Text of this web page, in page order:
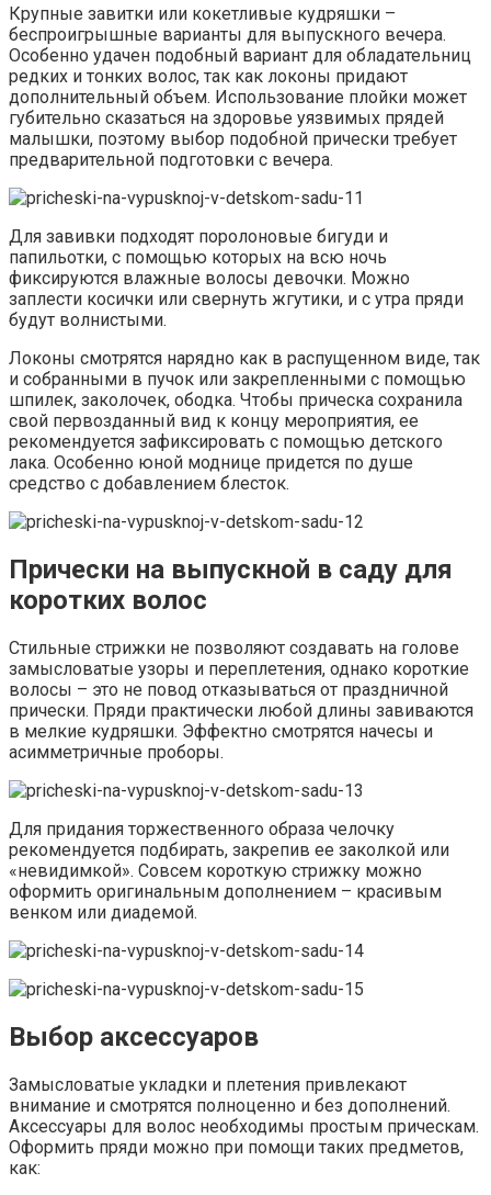
Крупные завитки или кокетливые кудряшки –
беспроигрышные варианты для выпускного вечера.
Особенно удачен подобный вариант для обладательниц
редких и тонких волос, так как локоны придают
дополнительный объем. Использование плойки может
губительно сказаться на здоровье уязвимых прядей
малышки, поэтому выбор подобной прически требует
предварительной подготовки с вечера.
Для завивки подходят поролоновые бигуди и
папильотки, с помощью которых на всю ночь
фиксируются влажные волосы девочки. Можно
заплести косички или свернуть жгутики, и с утра пряди
будут волнистыми.
Локоны смотрятся нарядно как в распущенном виде, так
и собранными в пучок или закрепленными с помощью
шпилек, заколочек, ободка. Чтобы прическа сохранила
свой первозданный вид к концу мероприятия, ее
рекомендуется зафиксировать с помощью детского
лака. Особенно юной моднице придется по душе
средство с добавлением блесток.
Прически на выпускной в саду для
коротких волос
Стильные стрижки не позволяют создавать на голове
замысловатые узоры и переплетения, однако короткие
волосы – это не повод отказываться от праздничной
прически. Пряди практически любой длины завиваются
в мелкие кудряшки. Эффектно смотрятся начесы и
асимметричные проборы.
Для придания торжественного образа челочку
рекомендуется подбирать, закрепив ее заколкой или
«невидимкой». Совсем короткую стрижку можно
оформить оригинальным дополнением – красивым
венком или диадемой.
Выбор аксессуаров
Замысловатые укладки и плетения привлекают
внимание и смотрятся полноценно и без дополнений.
Аксессуары для волос необходимы простым прическам.
Оформить пряди можно при помощи таких предметов,
как: